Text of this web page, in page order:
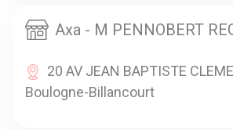
Axa - M PENNOBERT
20 AV JEAN BAPTISTE
Boulogne-Billancourt